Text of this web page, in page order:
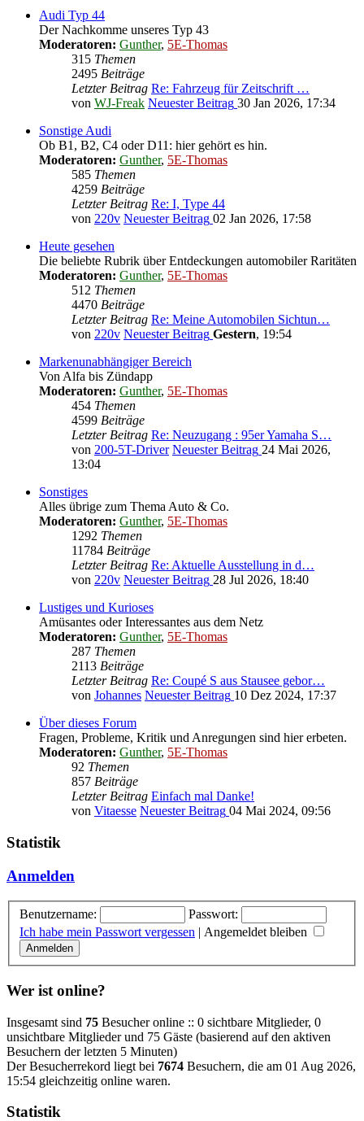
Audi Typ 44
Der Nachkomme unseres Typ 43
Moderatoren: Gunther, 5E-Thomas
315 Themen
2495 Beiträge
Letzter Beitrag Re: Fahrzeug für Zeitschrift …
von WJ-Freak Neuester Beitrag 30 Jan 2026, 17:34
Sonstige Audi
Ob B1, B2, C4 oder D11: hier gehört es hin.
Moderatoren: Gunther, 5E-Thomas
585 Themen
4259 Beiträge
Letzter Beitrag Re: I, Type 44
von 220v Neuester Beitrag 02 Jan 2026, 17:58
Heute gesehen
Die beliebte Rubrik über Entdeckungen automobiler Raritäten
Moderatoren: Gunther, 5E-Thomas
512 Themen
4470 Beiträge
Letzter Beitrag Re: Meine Automobilen Sichtun…
von 220v Neuester Beitrag Gestern, 19:54
Markenunabhängiger Bereich
Von Alfa bis Zündapp
Moderatoren: Gunther, 5E-Thomas
454 Themen
4599 Beiträge
Letzter Beitrag Re: Neuzugang : 95er Yamaha S…
von 200-5T-Driver Neuester Beitrag 24 Mai 2026,
13:04
Sonstiges
Alles übrige zum Thema Auto & Co.
Moderatoren: Gunther, 5E-Thomas
1292 Themen
11784 Beiträge
Letzter Beitrag Re: Aktuelle Ausstellung in d…
von 220v Neuester Beitrag 28 Jul 2026, 18:40
Lustiges und Kurioses
Amüsantes oder Interessantes aus dem Netz
Moderatoren: Gunther, 5E-Thomas
287 Themen
2113 Beiträge
Letzter Beitrag Re: Coupé S aus Stausee gebor…
von Johannes Neuester Beitrag 10 Dez 2024, 17:37
Über dieses Forum
Fragen, Probleme, Kritik und Anregungen sind hier erbeten.
Moderatoren: Gunther, 5E-Thomas
92 Themen
857 Beiträge
Letzter Beitrag Einfach mal Danke!
von Vitaesse Neuester Beitrag 04 Mai 2024, 09:56
Statistik
Anmelden
Benutzername:
Passwort:
Ich habe mein Passwort vergessen | Angemeldet bleiben
Wer ist online?
Insgesamt sind 75 Besucher online :: 0 sichtbare Mitglieder, 0
unsichtbare Mitglieder und 75 Gäste (basierend auf den aktiven
Besuchern der letzten 5 Minuten)
Der Besucherrekord liegt bei 7674 Besuchern, die am 01 Aug 2026,
15:54 gleichzeitig online waren.
Statistik